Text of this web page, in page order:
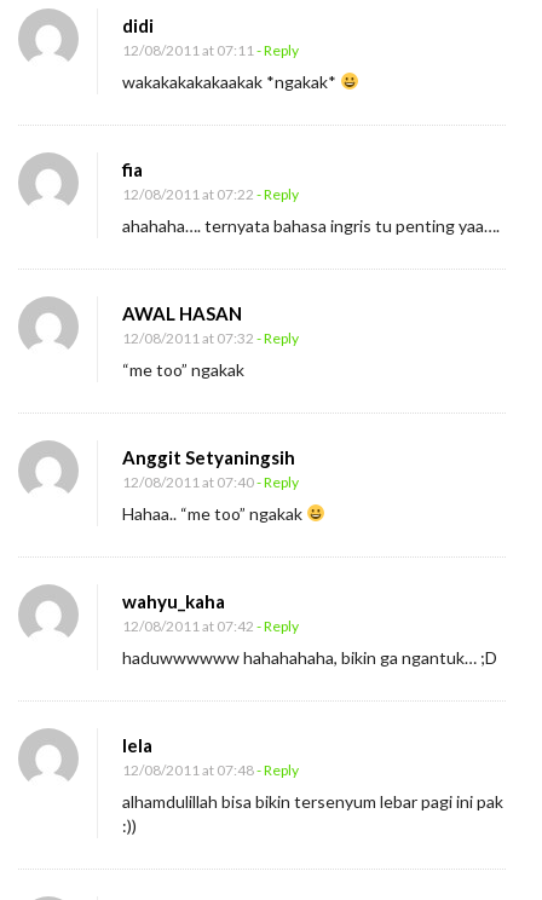
A
m
k
didi
12/08/2011 at 07:11 - Reply
wakakakakakaakak *ngakak*
fia
12/08/2011 at 07:22 - Reply
ahahaha…. ternyata bahasa ingris tu penting yaa….
AWAL HASAN
12/08/2011 at 07:32 - Reply
“me too” ngakak
Anggit Setyaningsih
12/08/2011 at 07:40- Reply
Hahaa.. “me too” ngakak
wahyu_kaha
12/08/2011 at 07:42 - Reply
haduwwwwww hahahahaha, bikin ga ngantuk… ;D
lela
12/08/2011 at 07:48- Reply
alhamdulillah bisa bikin tersenyum lebar pagi ini pak
:))